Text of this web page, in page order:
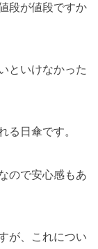
段が値段ですか
といけなかった
る日傘です。
ので安心感もあ
が、これについ